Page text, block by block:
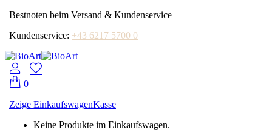
Bestnoten beim Versand & Kundenservice
Kundenservice: +43 6217 5700 0
0
Zeige EinkaufswagenKasse
Keine Produkte im Einkaufswagen.